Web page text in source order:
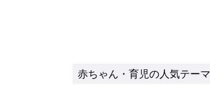
赤ちゃん・育児の人気テーマ